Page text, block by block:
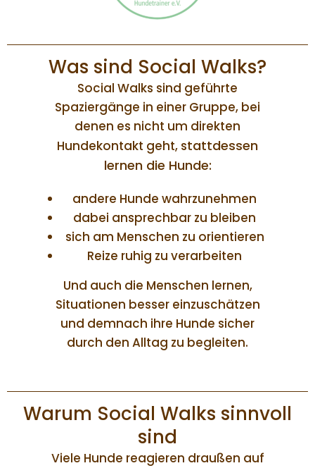
Was sind Social Walks?
Social Walks sind geführte
Spaziergänge in einer Gruppe, bei
denen es nicht um direkten
Hundekontakt geht, stattdessen
lernen die Hunde:
andere Hunde wahrzunehmen
dabei ansprechbar zu bleiben
sich am Menschen zu orientieren
Reize ruhig zu verarbeiten
Und auch die Menschen lernen,
Situationen besser einzuschätzen
und demnach ihre Hunde sicher
durch den Alltag zu begleiten.
Warum Social Walks sinnvoll
sind
Viele Hunde reagieren draußen auf